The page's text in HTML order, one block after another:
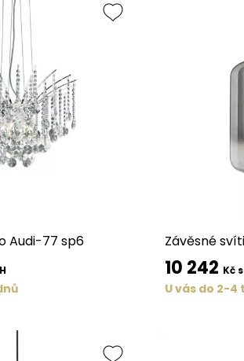
Audi-77 sp6 Závěsné
10 242 Kč
U vás do 2-4